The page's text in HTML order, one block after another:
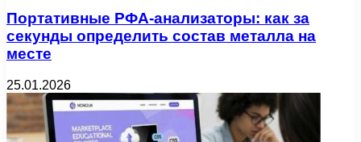
Портативные РФА-анализаторы: как за
секунды определить состав металла на
месте
25.01.2026